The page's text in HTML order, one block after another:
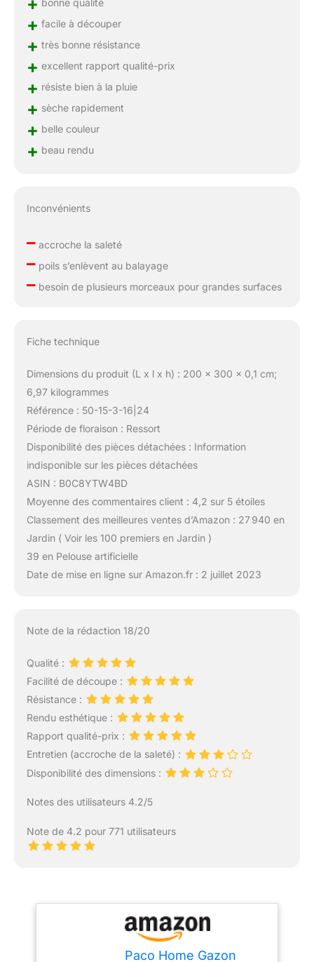
bonne qualité
+ facile à découper
+ très bonne résistance
+ excellent rapport qualité-prix
+ résiste bien à la pluie
+ sèche rapidement
+ belle couleur
+ beau rendu
Inconvénients
–accroche la saleté
–poils s’enlèvent au balayage
–besoin de plusieurs morceaux pour grandes surfaces
Fiche technique
Dimensions du produit (L x l x h) : 200 x 300 x 0,1 cm;
6,97 kilogrammes
Référence : 50-15-3-16|24
Période de floraison : Ressort
Disponibilité des pièces détachées : Information
indisponible sur les pièces détachées
ASIN : B0C8YTW4BD
Moyenne des commentaires client : 4,2 sur 5 étoiles
Classement des meilleures ventes d’Amazon : 27 940 en
Jardin ( Voir les 100 premiers en Jardin )
39 en Pelouse artificielle
Date de mise en ligne sur Amazon.fr : 2 juillet 2023
Note de la rédaction 18/20
Qualité :
Facilité de découpe :
Résistance :
Rendu esthétique :
Rapport qualité-prix :
Entretien (accroche de la saleté) :
Disponibilité des dimensions :
Notes des utilisateurs 4.2/5
Note de 4.2 pour 771 utilisateurs
Paco Home Gazon